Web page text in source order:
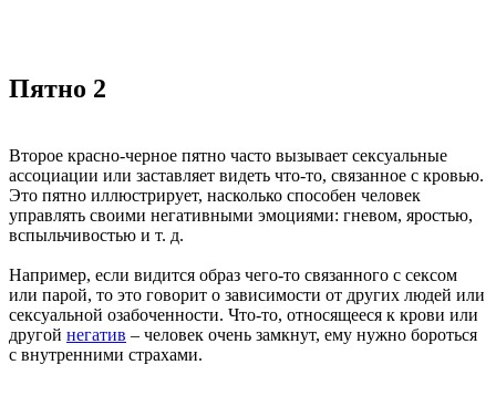
Пятно 2
Второе красно-черное пятно часто вызывает сексуальные
ассоциации или заставляет видеть что-то, связанное с кровью.
Это пятно иллюстрирует, насколько способен человек
управлять своими негативными эмоциями: гневом, яростью,
вспыльчивостью и т. д.
Например, если видится образ чего-то связанного с сексом
или парой, то это говорит о зависимости от других людей или
сексуальной озабоченности. Что-то, относящееся к крови или
другой негатив – человек очень замкнут, ему нужно бороться
с внутренними страхами.